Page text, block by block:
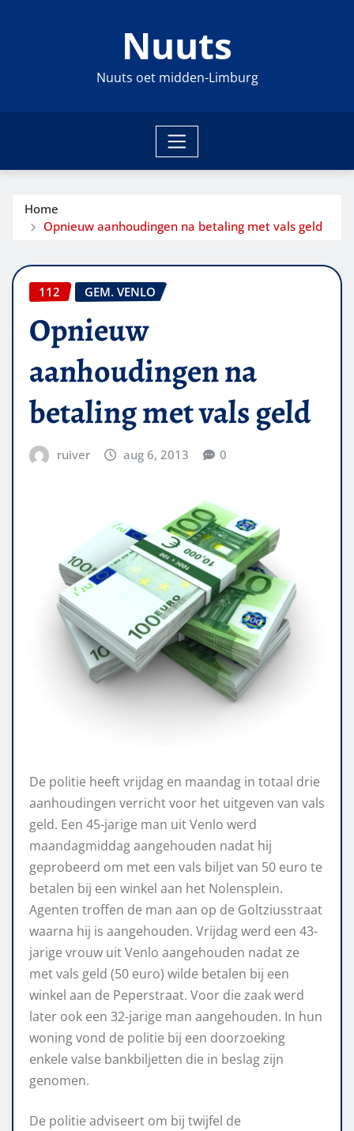
Nuuts
Nuuts oet midden-Limburg
Home
Opnieuw aanhoudingen na betaling met vals geld
112 GEM. VENLO
Opnieuw
aanhoudingen na
betaling met vals geld
ruiver aug 6, 2013 0
De politie heeft vrijdag en maandag in totaal drie
aanhoudingen verricht voor het uitgeven van vals
geld. Een 45-jarige man uit Venlo werd
maandagmiddag aangehouden nadat hij
geprobeerd om met een vals biljet van 50 euro te
betalen bij een winkel aan het Nolensplein.
Agenten troffen de man aan op de Goltziusstraat
waarna hij is aangehouden. Vrijdag werd een 43-
jarige vrouw uit Venlo aangehouden nadat ze
met vals geld (50 euro) wilde betalen bij een
winkel aan de Peperstraat. Voor die zaak werd
later ook een 32-jarige man aangehouden. In hun
woning vond de politie bij een doorzoeking
enkele valse bankbiljetten die in beslag zijn
genomen.
De politie adviseert om bij twijfel de